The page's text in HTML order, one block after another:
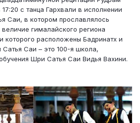
с танца Гархвали в исполнении
Саи, в котором прославлялось
величие гималайского региона
которого расположены Бадринатх и
Саи – это 100-я школа,
Шри Сатья Саи Видья Вахини.